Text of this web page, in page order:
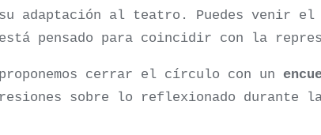
adaptación al teatro. Puedes venir el
pensado para coincidir con la
cerrar el círculo con un
sobre lo reflexionado